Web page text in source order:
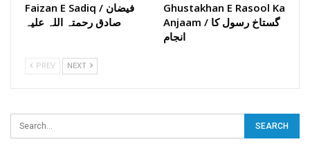
Faizan E Sadiq / فیضان
صادق رحمتہ اللہ علیہ
Ghustakhan E Rasool Ka
Anjaam / گستاخ رسول کا
انجام
PREV NEXT